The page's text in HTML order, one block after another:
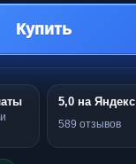
Купить
5,0 на Яндекс
589 отзывов